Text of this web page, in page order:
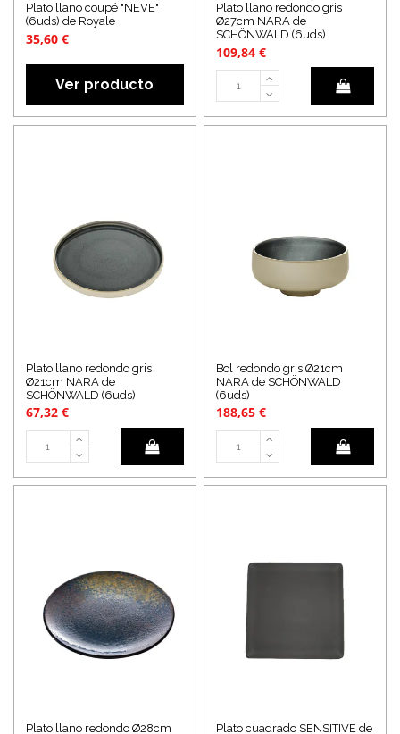
Plato llano coupé "NEVE"
(6uds) de Royale
35,60 €
Ver producto
Plato llano redondo gris
Ø27cm NARA de
SCHÖNWALD (6uds)
109,84 €
Plato llano redondo gris
Ø21cm NARA de
SCHÖNWALD (6uds)
67,32 €
Bol redondo gris Ø21cm
NARA de SCHÖNWALD
(6uds)
188,65 €
Plato llano redondo Ø28cm
Plato cuadrado SENSITIVE de